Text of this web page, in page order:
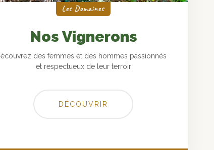
Les Domaines
Nos Vignerons
écouvrez des femmes et des hommes passionnés
et respectueux de leur terroir
DÉCOUVRIR